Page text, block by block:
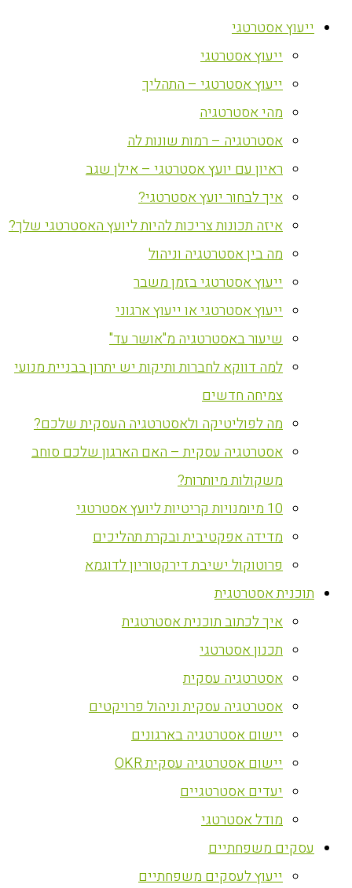
ייעוץ אסטרטגי
ייעוץ אסטרטגי
ייעוץ אסטרטגי – התהליך
מהי אסטרטגיה
אסטרטגיה – רמות שונות לה
ראיון עם יועץ אסטרטגי – אילן שגב
איך לבחור יועץ אסטרטגי?
איזה תכונות צריכות להיות ליועץ האסטרטגי שלך?
מה בין אסטרטגיה וניהול
ייעוץ אסטרטגי בזמן משבר
ייעוץ אסטרטגי או ייעוץ ארגוני
שיעור באסטרטגיה מ"אושר עד"
למה דווקא לחברות ותיקות יש יתרון בבניית מנועי
צמיחה חדשים
מה לפוליטיקה ולאסטרטגיה העסקית שלכם?
אסטרטגיה עסקית – האם הארגון שלכם סוחב
משקולות מיותרות?
10 מיומנויות קריטיות ליועץ אסטרטגי
מדידה אפקטיבית ובקרת תהליכים
פרוטוקול ישיבת דירקטוריון לדוגמא
‏תוכנית אסטרטגית
איך לכתוב תוכנית אסטרטגית
תכנון אסטרטגי
אסטרטגיה עסקית
אסטרטגיה עסקית וניהול פרויקטים
יישום אסטרטגיה בארגונים
יישום אסטרטגיה עסקית OKR
יעדים אסטרטגיים
מודל אסטרטגי
עסקים משפחתיים
ייעוץ לעסקים משפחתיים